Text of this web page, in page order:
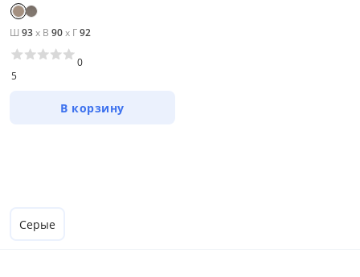
Ш 93x В 90x Г92
5
0
В корзину
Серые